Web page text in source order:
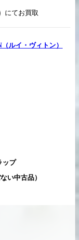
にてお買取
（ルイ・ヴィトン）
ップ
い中古品）